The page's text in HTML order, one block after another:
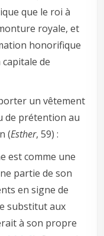
que le roi à
royale, et
honorifique
de
un vêtement
de prétention au
(Esther, 59) :
est comme une
partie de son
en signe de
substitut aux
à son propre